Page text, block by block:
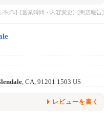
制作] [営業時間・内容変更] [閉店報告]
, CA, 91201 1503 US
レビューを書く